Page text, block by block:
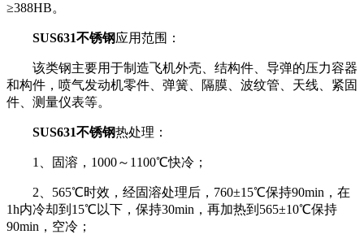
≥388HB。
SUS631不锈钢应用范围：
该类钢主要用于制造飞机外壳、结构件、导弹的压力容器
和构件，喷气发动机零件、弹簧、隔膜、波纹管、天线、紧固
件、测量仪表等。
SUS631不锈钢热处理：
1、固溶，1000～1100℃快冷；
2、565℃时效，经固溶处理后，760±15℃保持90min，在
1h内冷却到15℃以下，保持30min，再加热到565±10℃保持
90min，空冷；